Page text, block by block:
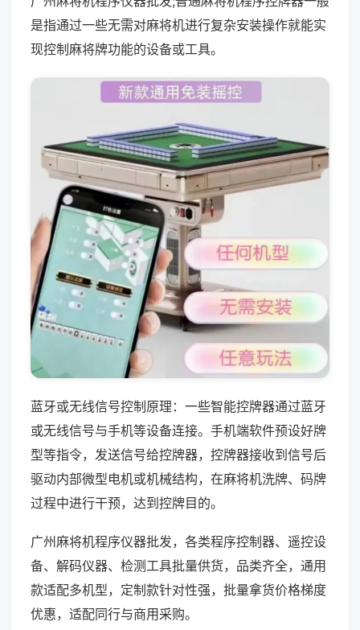
是指通过一些无需对麻将机进行复杂安装操作就能实
现控制麻将牌功能的设备或工具。
蓝牙或无线信号控制原理：一些智能控牌器通过蓝牙
或无线信号与手机等设备连接。手机端软件预设好牌
型等指令，发送信号给控牌器，控牌器接收到信号后
驱动内部微型电机或机械结构，在麻将机洗牌、码牌
过程中进行干预，达到控牌目的。
广州麻将机程序仪器批发，各类程序控制器、遥控设
备、解码仪器、检测工具批量供货，品类齐全，通用
款适配多机型，定制款针对性强，批量拿货价格梯度
优惠，适配同行与商用采购。